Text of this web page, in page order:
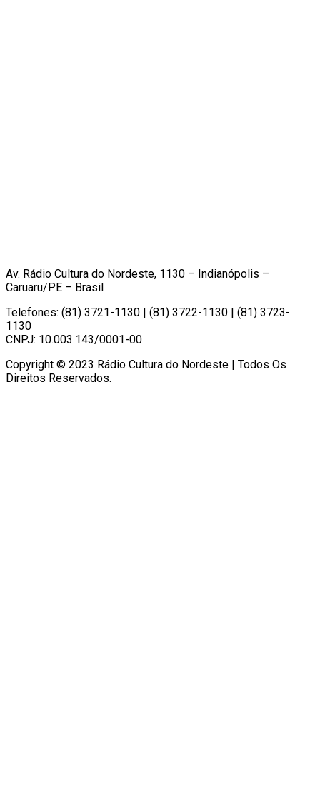
Av. Rádio Cultura do Nordeste, 1130 – Indianópolis –
Caruaru/PE – Brasil
Telefones: (81) 3721-1130 | (81) 3722-1130 | (81) 3723-
1130
CNPJ: 10.003.143/0001-00
Copyright © 2023 Rádio Cultura do Nordeste | Todos Os
Direitos Reservados.